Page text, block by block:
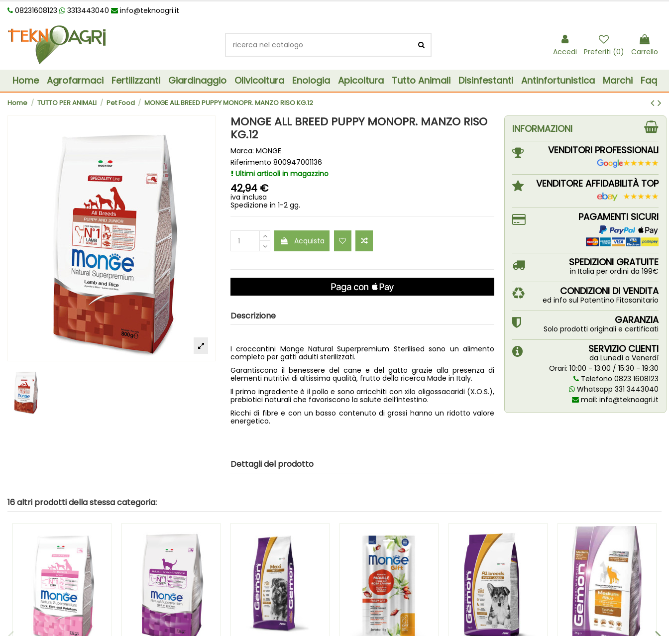
08231608123 3313443040 info@teknoagri.it
Accedi Preferiti (0) Carrello
Home Agrofarmaci Fertilizzanti Giardinaggio Olivicoltura Enologia Apicoltura Tutto Animali Disinfestanti Antinfortunistica Marchi Faq
Home TUTTO PER ANIMALI Pet Food MONGE ALL BREED PUPPY MONOPR. MANZO RISO KG.12
MONGE ALL BREED PUPPY MONOPR. MANZO RISO
KG.12
Marca: MONGE
Riferimento 800947001136
Ultimi articoli in magazzino
42,94 €
iva inclusa
Spedizione in 1-2 gg.
Acquista
Descrizione
I croccantini Monge Natural Superpremium Sterilised sono un alimento
completo per gatti adulti sterilizzati.
Garantiscono il benessere del cane e del gatto grazie alla presenza di
elementi nutritivi di altissima qualità, frutto della ricerca Made in Italy.
Il primo ingrediente è il pollo e sono arricchiti con xilo oligossacaridi (X.O.S.),
prebiotici naturali che favoriscono la salute dell’intestino.
Ricchi di fibre e con un basso contenuto di grassi hanno un ridotto valore
energetico.
Dettagli del prodotto
INFORMAZIONI
VENDITORI PROFESSIONALI
VENDITORE AFFIDABILITÀ TOP
PAGAMENTI SICURI
SPEDIZIONI GRATUITE
in Italia per ordini da 199€
CONDIZIONI DI VENDITA
ed info sul Patentino Fitosanitario
GARANZIA
Solo prodotti originali e certificati
SERVIZIO CLIENTI
da Lunedì a Venerdì
Orari: 10:00 - 13:00 / 15:30 - 19:30
Telefono 0823 1608123
Whatsapp 331 3443040
mail: info@teknoagri.it
16 altri prodotti della stessa categoria: